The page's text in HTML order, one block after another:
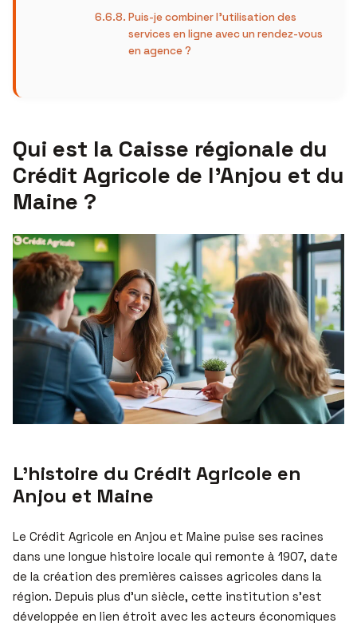
Puis-je combiner l’utilisation des
services en ligne avec un rendez-vous
en agence ?
Qui est la Caisse régionale du
Crédit Agricole de l’Anjou et du
Maine ?
L’histoire du Crédit Agricole en
Anjou et Maine
Le Crédit Agricole en Anjou et Maine puise ses racines
dans une longue histoire locale qui remonte à 1907, date
de la création des premières caisses agricoles dans la
région. Depuis plus d’un siècle, cette institution s’est
développée en lien étroit avec les acteurs économiques